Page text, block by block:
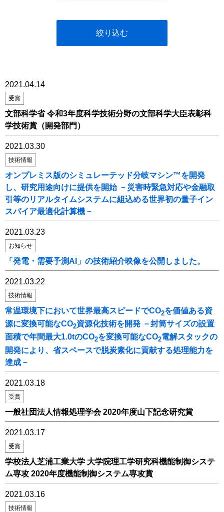
絞り込む
2021.04.14
受賞
文部科学省 令和3年度科学技術分野の文部科学大臣表彰科
学技術賞（開発部門）
2021.03.30
技術情報
オンプレミス版のシミュレーテッド分岐マシン™を開発
し、研究用途向けに提供を開始 －災害時緊急対応や金融取
引等のリアルタイムシステムに組込める世界初の量子イン
スパイア最適化計算機－
2021.03.23
お知らせ
「発電・需要予測AI」の技術紹介映像を公開しました。
2021.03.22
技術情報
常温環境下において世界最高スピードでCO2を価値ある資
源に変換可能なCO2資源化技術を開発 －封筒サイズの設置
面積で年間最大1.0tのCO2を変換可能なCO2電解スタックの
開発により、省スペースで脱炭素化に貢献する処理能力を
達成－
2021.03.18
受賞
一般社団法人情報処理学会 2020年度山下記念研究賞
2021.03.17
受賞
学校法人芝浦工業大学 大学院理工学研究科機能制御システ
ム専攻 2020年度機能制御システム専攻賞
2021.03.16
技術情報